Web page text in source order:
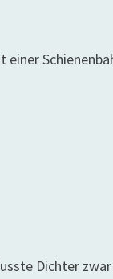
einer
Dichter